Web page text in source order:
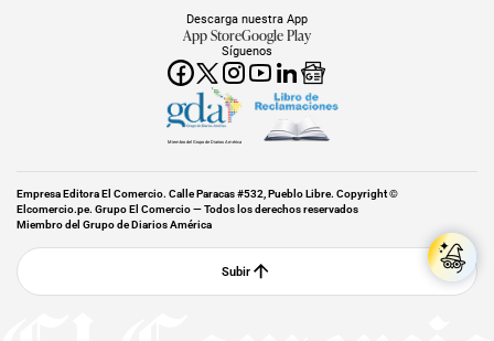
Síguenos
Descarga nuestra App
App StoreGoogle Play
Miembro del Grupo de Diarios América
Empresa Editora El Comercio. Calle Paracas #532, Pueblo Libre. Copyright ©
Elcomercio.pe. Grupo El Comercio — Todos los derechos reservados
Miembro del Grupo de Diarios América
Subir